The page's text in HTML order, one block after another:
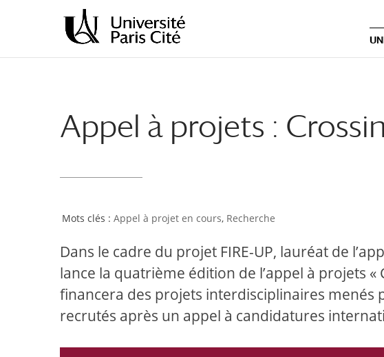
principal
navigation
Appel à projets :
Appel à projet en cours, Recherche
Dans le cadre du projet FIRE-UP, lauréat de
lance la quatrième édition de l’appel à projets «
financera des projets interdisciplinaires
recrutés après un appel à candidatures